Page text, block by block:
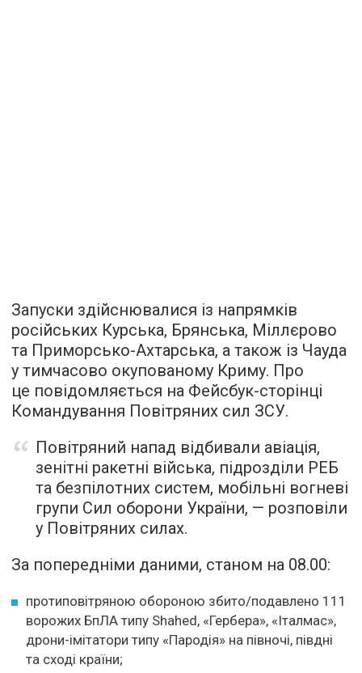
Запуски здійснювалися із напрямків
російських Курська, Брянська, Міллєрово
та Приморсько-Ахтарська, а також із Чауда
у тимчасово окупованому Криму. Про
це повідомляється на Фейсбук-сторінці
Командування Повітряних сил ЗСУ.
Повітряний напад відбивали авіація,
зенітні ракетні війська, підрозділи РЕБ
та безпілотних систем, мобільні вогневі
групи Сил оборони України, — розповіли
у Повітряних силах.
За попередніми даними, станом на 08.00:
протиповітряною обороною збито/подавлено 111
ворожих БпЛА типу Shahed, «Гербера», «Італмас»,
дрони-імітатори типу «Пародія» на півночі, півдні
та сході країни;